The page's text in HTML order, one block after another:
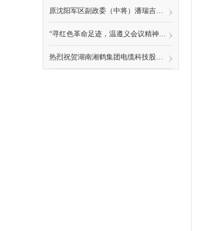
原沈阳军区副政委（中将）潘瑞吉将军、温州市人大副主任王蛟虎一行莅临湘鹤集团调研指导
“寻红色革命足迹，温遵义会议精神”—— 中共湖南湘鹤集团党支部赴遵义开展“七一”爱国主题教育活动
热烈祝贺湖南湘鹤集团电缆科技股份有限公司党支部获评怀化市“先进基层党组织”荣誉称号